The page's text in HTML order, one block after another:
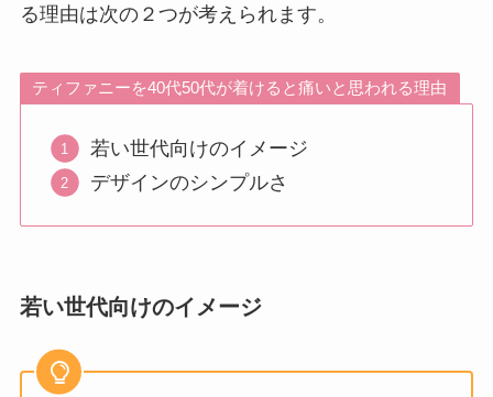
る理由は次の２つが考えられます。
ティファニーを40代50代が着けると痛いと思われる理由
若い世代向けのイメージ
デザインのシンプルさ
若い世代向けのイメージ